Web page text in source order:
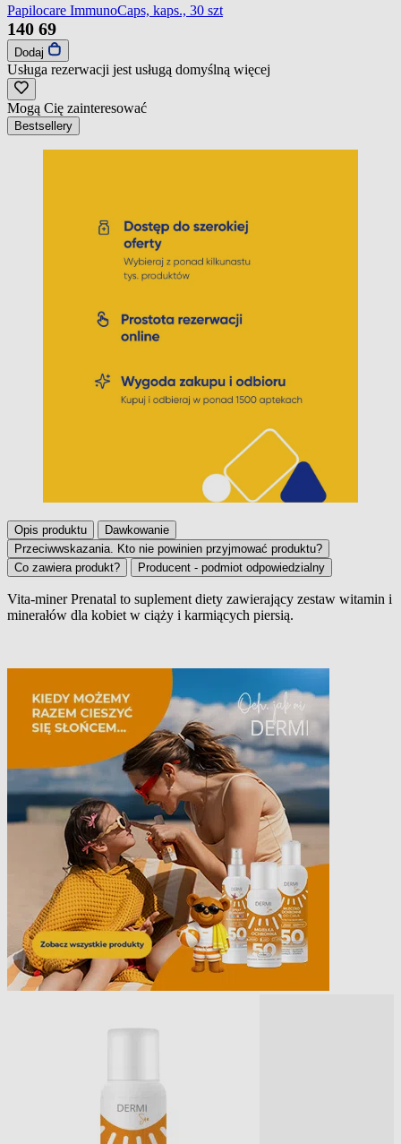
Papilocare ImmunoCaps, kaps., 30 szt
140 69
Dodaj
Usługa rezerwacji jest usługą domyślną więcej
Mogą Cię zainteresować
Bestsellery
Opis produktu
Dawkowanie
Przeciwwskazania. Kto nie powinien przyjmować produktu?
Co zawiera produkt?
Producent - podmiot odpowiedzialny
Opis produktu
Vita-miner Prenatal to suplement diety zawierający zestaw witamin i
minerałów dla kobiet w ciąży i karmiących piersią.